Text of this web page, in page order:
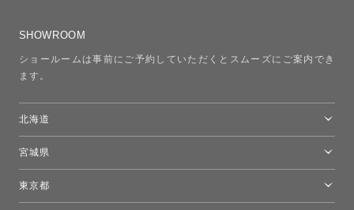
SHOWROOM
ショールームは事前にご予約していただくとスムーズにご案内でき
ます。
北海道
宮城県
東京都